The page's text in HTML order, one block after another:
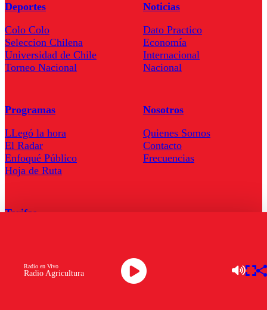
Radio Agricultura
Radio en Vivo
Deportes
Colo Colo
Seleccion Chilena
Universidad de Chile
Torneo Nacional
Noticias
Dato Practico
Economía
Internacional
Nacional
Programas
LLegó la hora
El Radar
Enfoqué Público
Hoja de Ruta
Nosotros
Quienes Somos
Contacto
Frecuencias
Tarifas